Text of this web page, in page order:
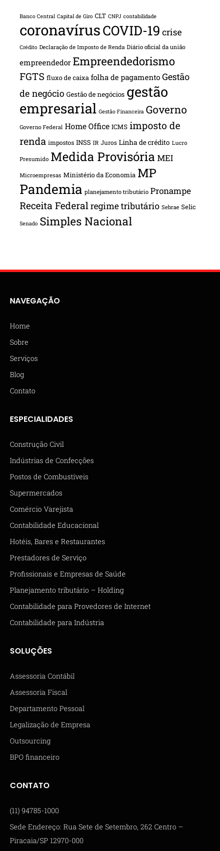
Banco Central Capital de Giro CLT CNPJ contabilidade
coronavírusCOVID-19 crise
Crédito Declaração de Imposto de Renda Diário oficial da união
empreendedor Empreendedorismo
FGTS fluxo de caixa folha de pagamento Gestão
de negócio Gestão de negócios gestão
empresarial Gestão Financeira Governo
Governo Federal Home Office ICMS imposto de
renda impostos INSS IR Juros Linha de crédito Lucro
Presumido Medida Provisória MEI
Microempresas Ministério da Economia MP
Pandemia planejamento tributário Pronampe
Receita Federalregime tributário Sebrae Selic
Senado Simples Nacional
NAVEGAÇÃO
Home
Sobre
Serviços
Blog
Contato
ESPECIALIDADES
Construção Civil
Indústrias de Confecções
Postos de Combustíveis
Supermercados
Comércio Varejista
Contabilidade Educacional
Hotéis, Bares e Restaurantes
Prestadores de Serviço
Profissionais e Empresas de Saúde
Planejamento tributário – Holding
Contabilidade para Provedores de Internet
Contabilidade para Indústria
SOLUÇÕES
Assessoria Contábil
Assessoria Fiscal
Departamento Pessoal
Legalização de Empresa
Outsourcing
BPO financeiro
CONTATO
(11) 94785-1000
Sede Endereço: Rua Sete de Setembro, 262 Centro –
Piracaia/SP 12970-000